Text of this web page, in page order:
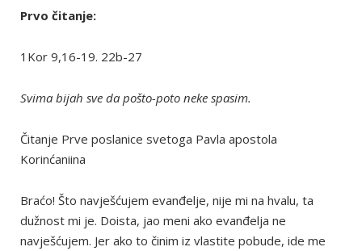
Prvo čitanje:
1Kor 9,16-19. 22b-27
Svima bijah sve da pošto-poto neke spasim.
Čitanje Prve poslanice svetoga Pavla apostola
Korinćaniina
Braćo! Što navješćujem evanđelje, nije mi na hvalu, ta
dužnost mi je. Doista, jao meni ako evanđelja ne
navješćujem. Jer ako to činim iz vlastite pobude, ide me